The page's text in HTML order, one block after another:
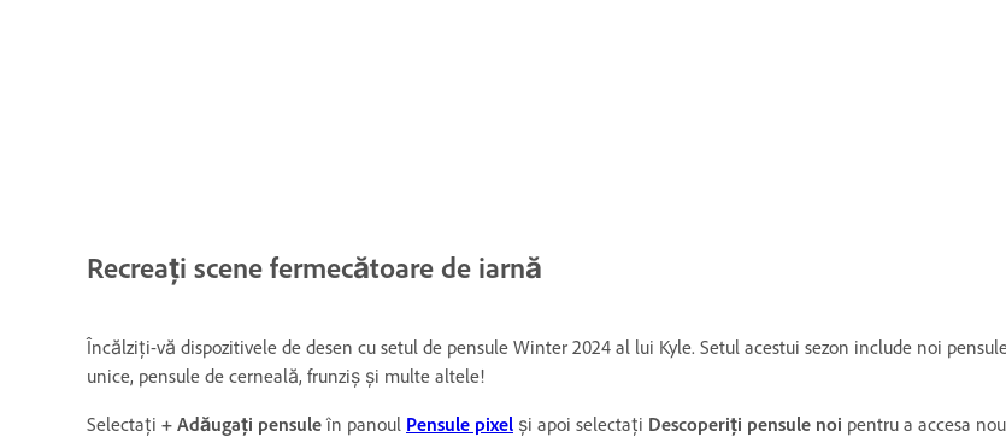
Recreați scene fermecătoare de iarnă
Încălziți-vă dispozitivele de desen cu setul de pensule Winter 2024 al lui Kyle. Setul acestui sezon include noi
unice, pensule de cerneală, frunziș și multe altele!
Selectați + Adăugați pensuleîn panoul Pensule pixel și apoi selectați Descoperiți pensule noi pentru a accesa